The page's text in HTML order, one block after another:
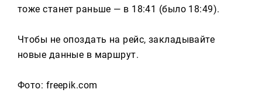
тоже станет раньше — в 18:41 (было 18:49).
Чтобы не опоздать на рейс, закладывайте
новые данные в маршрут.
Фото: freepik.com